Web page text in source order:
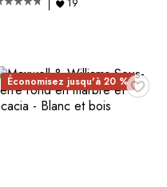
19
♥
Économisez jusqu'à 20 %